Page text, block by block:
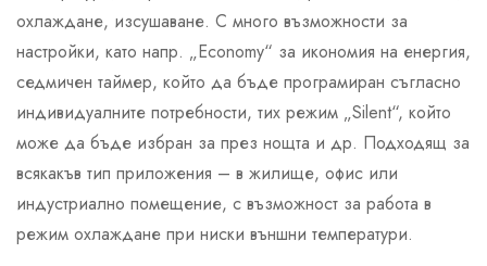
охлаждане, изсушаване. С много възможности за
настройки, като напр. „Economy“ за икономия на енергия,
седмичен таймер, който да бъде програмиран съгласно
индивидуалните потребности, тих режим „Silent“, който
може да бъде избран за през нощта и др. Подходящ за
всякакъв тип приложения – в жилище, офис или
индустриално помещение, с възможност за работа в
режим охлаждане при ниски външни температури.